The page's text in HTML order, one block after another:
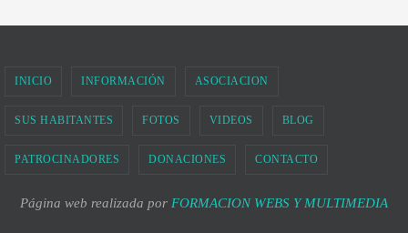
INICIO INFORMACIÓN ASOCIACION
SUS HABITANTES FOTOS VIDEOS BLOG
PATROCINADORES DONACIONES CONTACTO
Página web realizada por FORMACION WEBS Y MULTIMEDIA